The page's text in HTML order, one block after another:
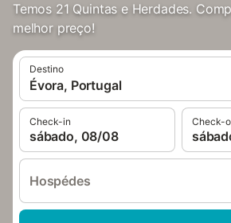
Temos 21 Quintas e Herdades.
melhor preço!
Destino
Évora, Portugal
Check-in
sábado, 08/08
Check-
Hospédes